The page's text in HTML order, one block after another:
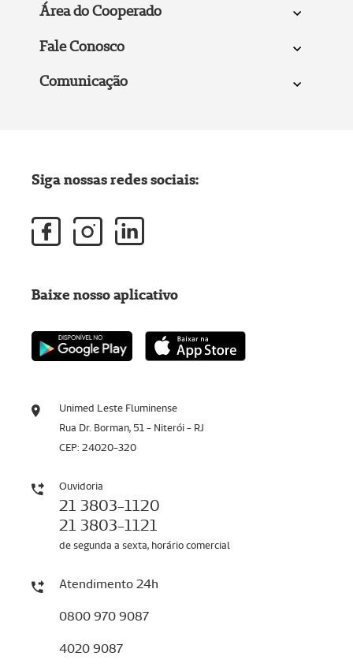
Área do Cooperado
Fale Conosco
Comunicação
Unimed Leste Fluminense
Rua Dr. Borman, 51 - Niterói - RJ
CEP: 24020-320
Ouvidoria
21 3803-1120
21 3803-1121
de segunda a sexta, horário comercial
Atendimento 24h
0800 970 9087
4020 9087
Siga nossas redes sociais:
Baixe nosso aplicativo